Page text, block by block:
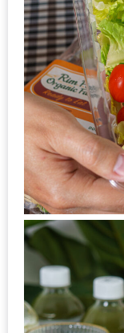
ใน
เชียงใหม่
หนาว
นัก
ใช่
ไหม?
แวะ
ไป
ผิง
ไฟ
มาร์ช
เมล